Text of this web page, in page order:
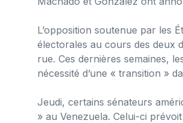
L’opposition soutenue par les
électorales au cours des deux
rue. Ces dernières semaines,
nécessité d’une « transition »
Jeudi, certains sénateurs
» au Venezuela. Celui-ci